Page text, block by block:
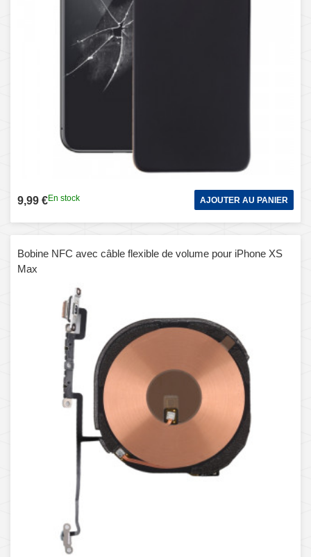
9,99 €En stock AJOUTER AU PANIER
Bobine NFC avec câble flexible de volume pour iPhone XS
Max